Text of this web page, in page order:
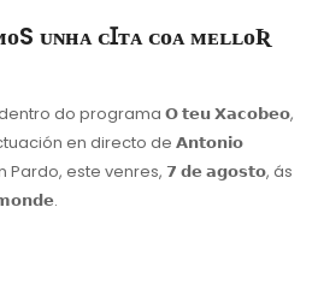
ᴜɴʜᴀ ᴄꞮᴛᴀ ᴄᴏᴀ ᴍᴇʟʟᴏƦ
do programa 𝗢 𝘁𝗲𝘂 𝗫𝗮𝗰𝗼𝗯𝗲𝗼,
en directo de 𝗔𝗻𝘁𝗼𝗻𝗶𝗼
Pardo, este venres, 𝟳 𝗱𝗲 𝗮𝗴𝗼𝘀𝘁𝗼, ás